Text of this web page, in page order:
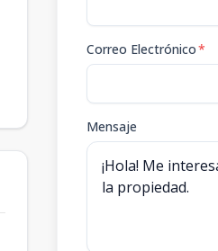
Correo Electrónico*
Mensaje